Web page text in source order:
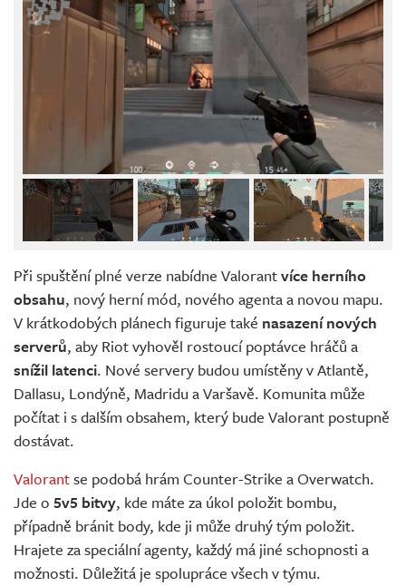
Při spuštění plné verze nabídne Valorantvíce herního
obsahu, nový herní mód, nového agenta a novou mapu.
V krátkodobých plánech figuruje také nasazení nových
serverů, aby Riot vyhověl rostoucí poptávce hráčů a
snížil latenci. Nové servery budou umístěny v Atlantě,
Dallasu, Londýně, Madridu a Varšavě. Komunita může
počítat i s dalším obsahem, který bude Valorant postupně
dostávat.
Valorantse podobá hrám Counter-Strike a Overwatch.
Jde o 5v5 bitvy, kde máte za úkol položit bombu,
případně bránit body, kde ji může druhý tým položit.
Hrajete za speciální agenty, každý má jiné schopnosti a
možnosti. Důležitá je spolupráce všech v týmu.